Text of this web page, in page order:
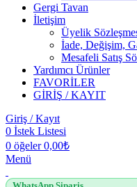
Gergi Tavan
İletişim
Üyelik
İade, Değişim,
Mesafeli Satış
Yardımcı Ürünler
FAVORİLER
GİRİŞ / KAYIT
Giriş / Kayıt
0 İstek Listesi
0 öğeler 0,00₺
Menü